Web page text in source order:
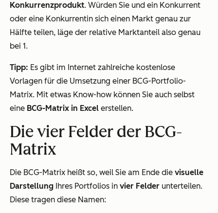
Konkurrenzprodukt. Würden Sie und ein Konkurrent
oder eine Konkurrentin sich einen Markt genau zur
Hälfte teilen, läge der relative Marktanteil also genau
bei 1.
Tipp: Es gibt im Internet zahlreiche kostenlose
Vorlagen für die Umsetzung einer BCG-Portfolio-
Matrix. Mit etwas Know-how können Sie auch selbst
eine BCG-Matrix in Excel erstellen.
Die vier Felder der BCG-
Matrix
Die BCG-Matrix heißt so, weil Sie am Ende die visuelle
Darstellung Ihres Portfolios in vier Felder unterteilen.
Diese tragen diese Namen: